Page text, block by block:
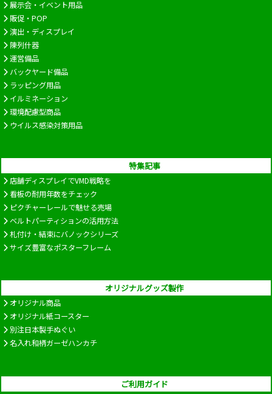
展示会・イベント用品
販促・POP
演出・ディスプレイ
陳列什器
運営備品
バックヤード備品
ラッピング用品
イルミネーション
環境配慮型商品
ウイルス感染対策用品
特集記事
店舗ディスプレイでVMD戦略を
看板の耐用年数をチェック
ピクチャーレールで魅せる売場
ベルトパーティションの活用方法
札付け・結束にバノックシリーズ
サイズ豊富なポスターフレーム
オリジナルグッズ製作
オリジナル商品
オリジナル紙コースター
別注日本製手ぬぐい
名入れ和柄ガーゼハンカチ
ご利用ガイド